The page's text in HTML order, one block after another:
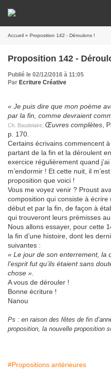
Accueil » Proposition 142 - Déroulons !
Proposition 142 -
Publié le 02/12/2016 à 11:05
Par Ecriture Créative
« Je puis dire que mon poème
par la fin, comme devraient
Ch. Baudelaire, Œuvres complètes ,
p. 170.
Certains écrivains commencent
partant de la fin et la déroulent
exercice régulièrement quand
m’endormir ! Et cette nuit, il
proposition que voici !
Vous me voyez venir ? Proust
composition qui consiste à
début et par la fin, de façon à
qui trouveront leurs prémisses
Nous allons essayer, pour cette
la fin d’une histoire, dont les
suivantes :
« Le jour de son enterrement, la
l’esprit fut qu’ils étaient sans
chose ».
A vous de dérouler !
Bonne écriture !
Nanou
Ps : en raison des fêtes de fin
proposition, la nouvelle proposition
#Propositions antérieures